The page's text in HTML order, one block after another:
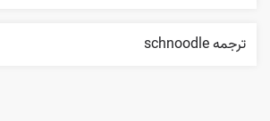
ترجمه schnoodle